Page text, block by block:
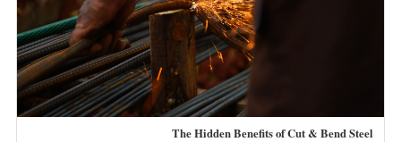
The Hidden Benefits of Cut & Bend Steel